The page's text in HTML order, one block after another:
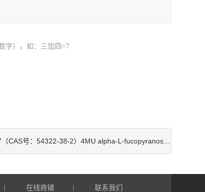
字），如：三加四=7
CAS号：54322-38-2）4MU alpha-L-fucopyranoside
在线商铺 联系我们